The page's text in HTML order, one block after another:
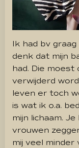
Ik had bv
denk dat mijn
had. Die
verwijderd
leven er toch
is wat ik o.a.
mijn lichaam.
vrouwen
mij veel minder